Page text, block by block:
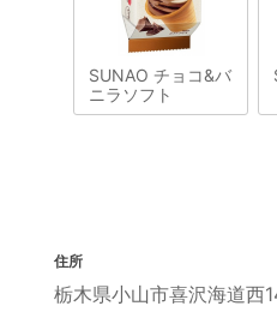
SUNAO チョコ&バ
ニラソフト
住所
栃木県小山市喜沢海道西